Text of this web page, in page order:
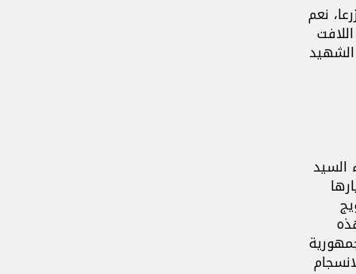
نعم
السيد